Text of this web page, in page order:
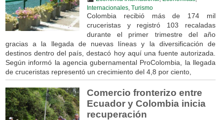
Internacionales, Turismo
Colombia recibió más de 174 mil
cruceristas y registró 103 recaladas
durante el primer trimestre del año
gracias a la llegada de nuevas líneas y la diversificación de
destinos dentro del país, destacó hoy aquí una fuente autorizada.
Según informó la agencia gubernamental ProColombia, la llegada
de cruceristas representó un crecimiento del 4,8 por ciento,
Comercio fronterizo entre
Ecuador y Colombia inicia
recuperación